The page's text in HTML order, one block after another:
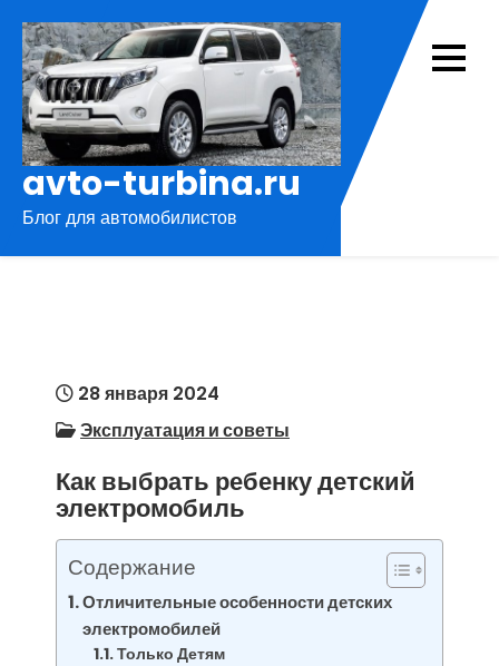
содержимому
avto-turbina.ru
Блог для автомобилистов
28 января 2024
Эксплуатация и советы
Как выбрать ребенку детский
электромобиль
Содержание
Отличительные особенности детских
электромобилей
Только Детям